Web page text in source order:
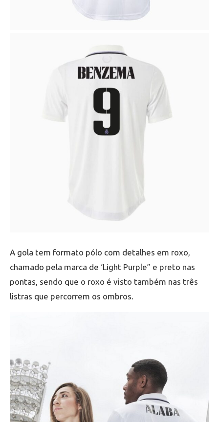
A gola tem formato pólo com detalhes em roxo,
chamado pela marca de ‘Light Purple” e preto nas
pontas, sendo que o roxo é visto também nas três
listras que percorrem os ombros.